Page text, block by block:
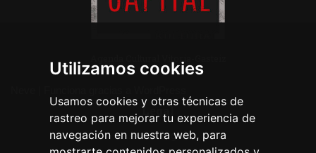
Utilizamos cookies
Usamos cookies y otras técnicas de
rastreo para mejorar tu experiencia de
navegación en nuestra web, para
Legal
Aviso legal